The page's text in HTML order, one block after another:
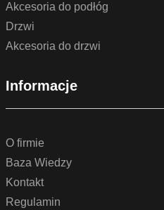
Akcesoria do podłóg
Drzwi
Akcesoria do drzwi
Informacje
O firmie
Baza Wiedzy
Kontakt
Regulamin